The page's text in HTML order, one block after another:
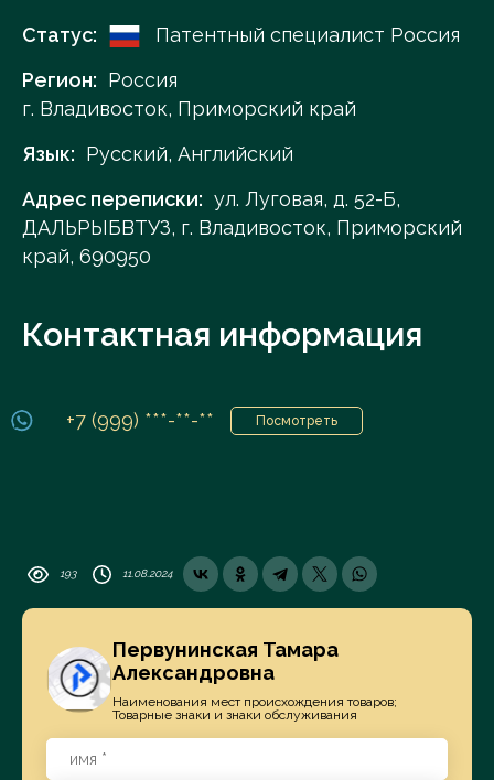
Статус:
Патентный специалист Россия
Регион: Россия
г. Владивосток, Приморский край
Язык: Русский, Английский
Адрес переписки: ул. Луговая, д. 52-Б,
ДАЛЬРЫБВТУЗ, г. Владивосток, Приморский
край, 690950
Контактная информация
+7 (999) ***-**-** Посмотреть
193 11.08.2024
Первунинская Тамара
Александровна
Наименования мест происхождения товаров;
Товарные знаки и знаки обслуживания